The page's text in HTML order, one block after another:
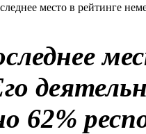
место в рейтинге
62%